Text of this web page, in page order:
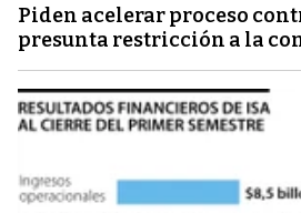
Piden acelerar proceso
presunta restricción a la